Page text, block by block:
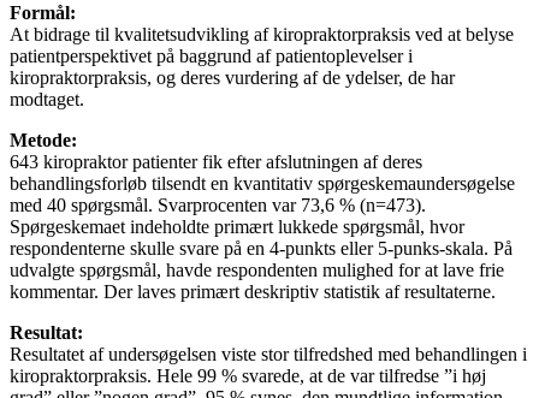
Formål:
At bidrage til kvalitetsudvikling af kiropraktorpraksis ved at belyse
patientperspektivet på baggrund af patientoplevelser i
kiropraktorpraksis, og deres vurdering af de ydelser, de har
modtaget.
Metode:
643 kiropraktor patienter fik efter afslutningen af deres
behandlingsforløb tilsendt en kvantitativ spørgeskemaundersøgelse
med 40 spørgsmål. Svarprocenten var 73,6 % (n=473).
Spørgeskemaet indeholdte primært lukkede spørgsmål, hvor
respondenterne skulle svare på en 4-punkts eller 5-punks-skala. På
udvalgte spørgsmål, havde respondenten mulighed for at lave frie
kommentar. Der laves primært deskriptiv statistik af resultaterne.
Resultat:
Resultatet af undersøgelsen viste stor tilfredshed med behandlingen i
kiropraktorpraksis. Hele 99 % svarede, at de var tilfredse ”i høj